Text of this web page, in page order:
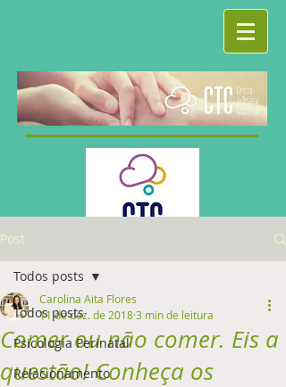
Post
Todos posts
Psicologia Perinatal
Relacionamento
Todos posts
Comer ou não comer. Eis a
questão! Conheça os
Carolina Aita Flores
11 de dez. de 20183 min de leitura